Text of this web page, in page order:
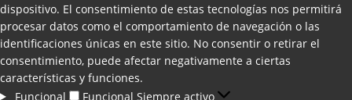
dispositivo. El consentimiento de estas tecnologías nos permitirá
procesar datos como el comportamiento de navegación o las
identificaciones únicas en este sitio. No consentir o retirar el
consentimiento, puede afectar negativamente a ciertas
características y funciones.
Funcional
Funcional Siempre activo